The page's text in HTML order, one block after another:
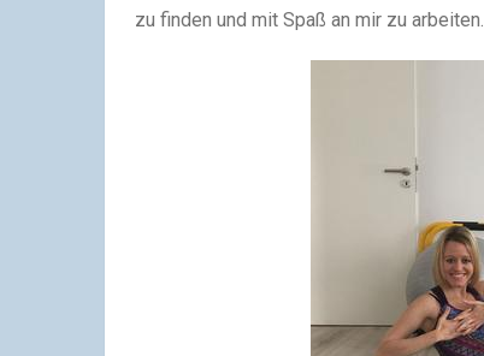
zu finden und mit Spaß an mir zu arbeiten.